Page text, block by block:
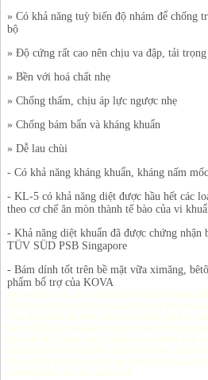
» Có khả năng tuỳ biến độ nhám để chống
bộ
» Độ cứng rất cao nên chịu va đập, tải
» Bền với hoá chất nhẹ
» Chống thấm, chịu áp lực ngược nhẹ
» Chống bám bẩn và kháng khuẩn
» Dễ lau chùi
- Có khả năng kháng khuẩn, kháng nấm
- KL-5 có khả năng diệt được hầu hết các
theo cơ chế ăn mòn thành tế bào của vi
- Khả năng diệt khuẩn đã được chứng nhận
TÜV SÜD PSB Singapore
- Bám dính tốt trên bề mặt vữa ximăng,
phẩm bổ trợ của KOVA
thu mua tivi cu , thu mua tủ lạnh cũ, thu mua
cũ, thu mua loa cũ, thu mua amply cũ , thu mua
Sua dieu hoa tai nam dinh sửa điều hòa tại
nam định
lap dat dieu hoa tai nam dinh sua
tại nam định sua may giat tai nam dinh sửa
nóng lạnh tại nam định sua binh nong lanh
nam định sua lo vi song tai nam dinh bao
dưỡng điều hòa tại nam định